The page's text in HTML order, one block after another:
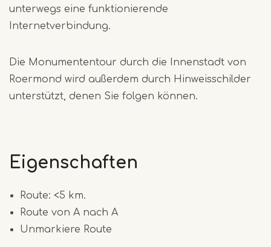
unterwegs eine funktionierende
Internetverbindung.
Die Monumententour durch die Innenstadt von
Roermond wird außerdem durch Hinweisschilder
unterstützt, denen Sie folgen können.
Eigenschaften
Route: <5 km.
Route von A nach A
Unmarkiere Route